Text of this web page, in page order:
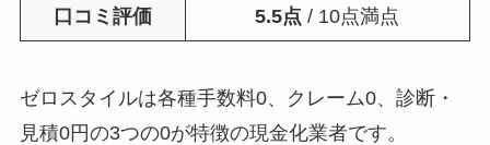
口コミ評価 5.5点 / 10点満点
ゼロスタイルは各種手数料0、クレーム0、診断・
見積0円の3つの0が特徴の現金化業者です。